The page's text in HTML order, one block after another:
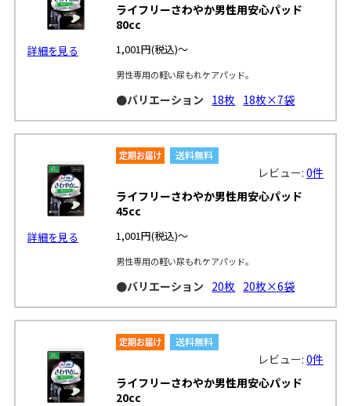
詳細を見る
ライフリーさわやか男性用安心パッド
80cc
1,001円(税込)～
男性専用の軽い尿もれケアパッド。
●バリエーション 18枚 18枚×7袋
詳細を見る
レビュー:0件
ライフリーさわやか男性用安心パッド
45cc
1,001円(税込)～
男性専用の軽い尿もれケアパッド。
●バリエーション 20枚 20枚×6袋
レビュー:0件
ライフリーさわやか男性用安心パッド
20cc